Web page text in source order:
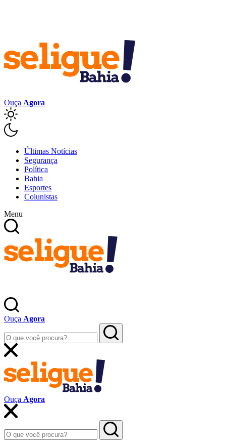
Ouça Agora
Últimas Notícias
Segurança
Política
Bahia
Esportes
Colunistas
Menu
Ouça Agora
Ouça Agora